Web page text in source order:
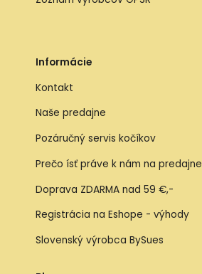
Informácie
Kontakt
Naše predajne
Pozáručný servis kočíkov
Prečo ísť práve k nám na predajne
Doprava ZDARMA nad 59 €,-
Registrácia na Eshope - výhody
Slovenský výrobca BySues